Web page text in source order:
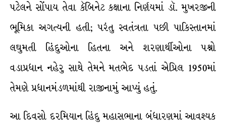
પટેલને સોંપાય તેવા કૅબિનેટ કક્ષાના નિર્ણયમાં ડૉ. મુખરજીની
ભૂમિકા અગત્યની હતી; પરંતુ સ્વતંત્રતા પછી પાકિસ્તાનમાં
લઘુમતી હિંદુઓના હિતના અને શરણાર્થીઓના પશ્નો
વડાપ્રધાન નહેરુ સાથે તેમને મતભેદ પડતાં એપ્રિલ 1950માં
તેમણે પ્રધાનમંડળમાંથી રાજીનામું આપ્યું હતું.
આ દિવસો દરમિયાન હિંદુ મહાસભાના બંધારણમાં આવશ્યક